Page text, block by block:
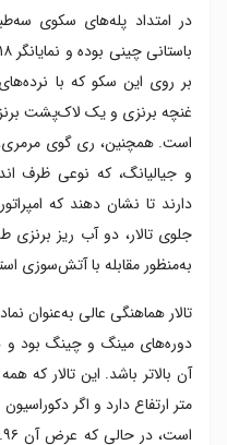
بر روی این سکو که با
غنچه برنزی و یک لاک‌پشت
است. همچنین، ری‌ گوی
و جیالیانگ، که نوعی ظرف
دارند تا نشان دهند که
جلوی تالار، دو آب ‌ریز برنزی
به‌منظور مقابله با آتش‌سوزی
تالار هماهنگی عالی به‌عنوان
دوره‌های مینگ و چینگ بود و